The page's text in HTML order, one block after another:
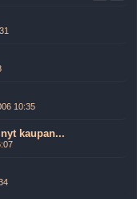
10:35
kaupan...